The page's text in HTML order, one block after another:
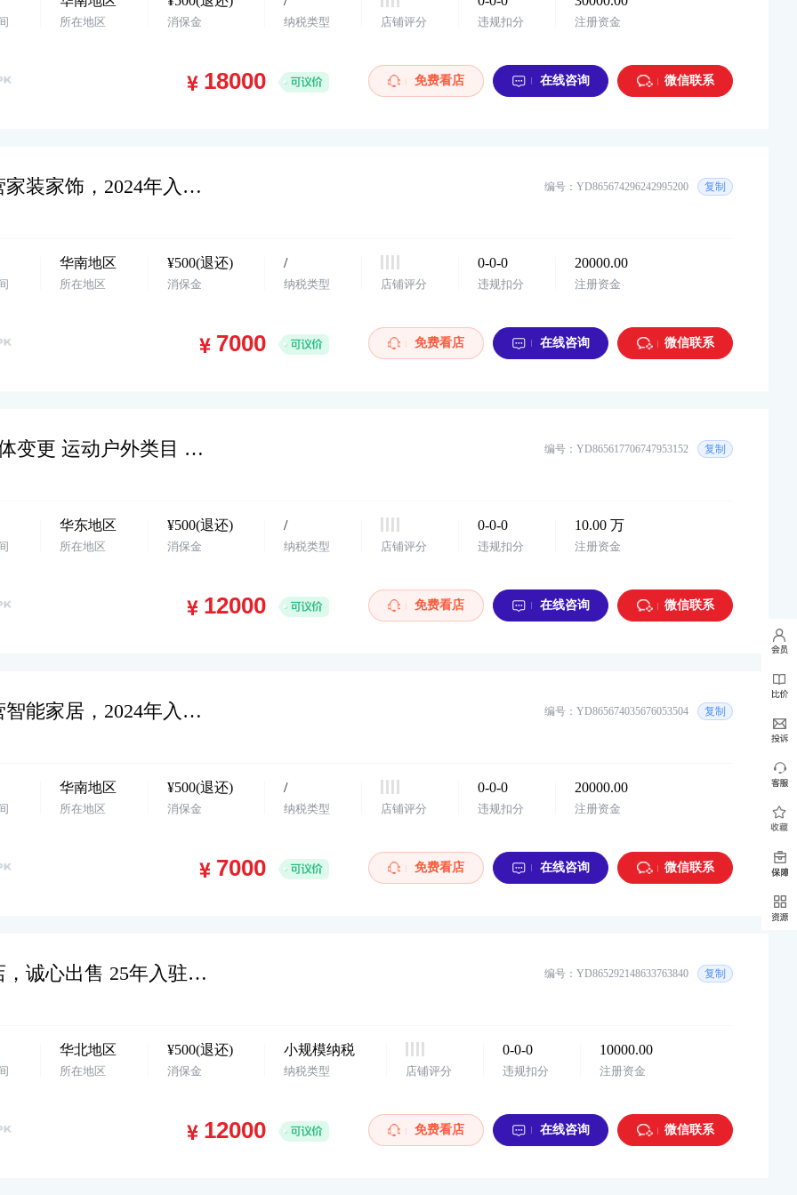
购买 华东地区 阿店 童装 个体店 1年诚信通 价格...
7小时前 以¥38000.00
华中地区，小红书游戏充值类目企业店，2026...
购买 华东地区，微信小店，二手奢侈品，个体店，...
购买 华中地区，小红书游戏充值+网络设备企业店...
所在地区 消保金 纳税类型 店铺评分 违规扣分 注册资金
免费看店 在线咨询 微信联系
编号：YD865674296242995200 复制
华南地区，抖小店，个体店铺，主营家装家饰，2024年入驻，主体变更，欢迎咨询…
华南地区
所在地区
¥500(退还)
消保金
/
纳税类型 店铺评分
0-0-0
违规扣分
20000.00
注册资金
免费看店 在线咨询 微信联系
编号：YD865617706747953152 复制
华东地区 抖小店个体户店铺 配合主体变更 运动户外类目 价格美丽 卖家诚心出售 欢迎滴滴客服…
华东地区
所在地区
¥500(退还)
消保金
/
纳税类型 店铺评分
0-0-0
违规扣分
10.00 万
注册资金
免费看店 在线咨询 微信联系
编号：YD865674035676053504 复制
华南地区，抖小店，个体店铺，主营智能家居，2024年入驻，主体变更，欢迎咨询…
华南地区
所在地区
¥500(退还)
消保金
/
纳税类型 店铺评分
0-0-0
违规扣分
20000.00
注册资金
免费看店 在线咨询 微信联系
编号：YD865292148633763840 复制
华北地区，宠物活体，抖小店企业店，诚心出售 25年入驻，小规模纳税 欢迎咨询…
华北地区
所在地区
¥500(退还)
消保金
小规模纳税
纳税类型 店铺评分
0-0-0
违规扣分
10000.00
注册资金
免费看店 在线咨询 微信联系